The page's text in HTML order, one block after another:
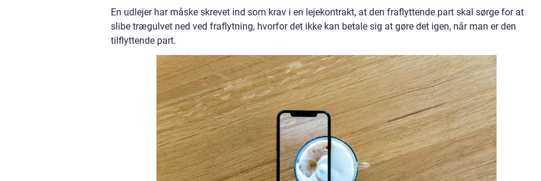
En udlejer har måske skrevet ind som krav i en lejekontrakt, at den fraflyttende part skal sørge for at
slibe trægulvet ned ved fraflytning, hvorfor det ikke kan betale sig at gøre det igen, når man er den
tilflyttende part.